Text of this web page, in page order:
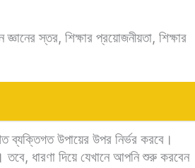
স্তর, শিক্ষার প্রয়োজনীয়তা, শিক্ষার
ব্যক্তিগত উপায়ের উপর নির্ভর করবে।
ধারণা দিয়ে যেখানে আপনি শুরু করবেন